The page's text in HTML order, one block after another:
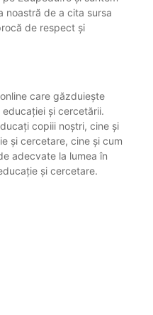
noastră de a cita sursa
de respect și
care găzduiește
și cercetării.
copiii noștri, cine și
și cercetare, cine și cum
adecvate la lumea în
și cercetare.